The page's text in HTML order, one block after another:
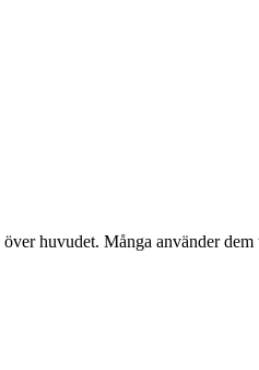
huvudet. Många använder